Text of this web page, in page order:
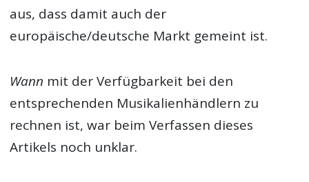
aus, dass damit auch der
europäische/deutsche Markt gemeint ist.
Wann mit der Verfügbarkeit bei den
entsprechenden Musikalienhändlern zu
rechnen ist, war beim Verfassen dieses
Artikels noch unklar.